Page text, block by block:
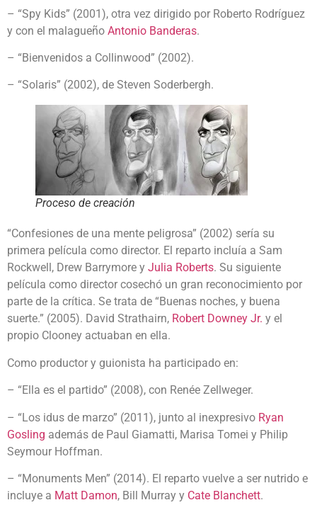
– “Spy Kids” (2001), otra vez dirigido por Roberto Rodríguez
y con el malagueño Antonio Banderas.
– “Bienvenidos a Collinwood” (2002).
– “Solaris” (2002), de Steven Soderbergh.
Proceso de creación
“Confesiones de una mente peligrosa” (2002) sería su
primera película como director. El reparto incluía a Sam
Rockwell, Drew Barrymore y Julia Roberts. Su siguiente
película como director cosechó un gran reconocimiento por
parte de la crítica. Se trata de “Buenas noches, y buena
suerte.” (2005). David Strathairn, Robert Downey Jr. y el
propio Clooney actuaban en ella.
Como productor y guionista ha participado en:
– “Ella es el partido” (2008), con Renée Zellweger.
– “Los idus de marzo” (2011), junto al inexpresivo Ryan
Gosling además de Paul Giamatti, Marisa Tomei y Philip
Seymour Hoffman.
– “Monuments Men” (2014). El reparto vuelve a ser nutrido e
incluye a Matt Damon, Bill Murray y Cate Blanchett.